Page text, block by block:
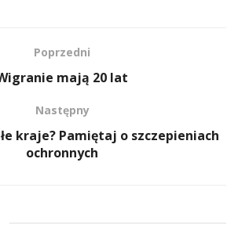
Poprzedni
mają 20 lat
Następny
kraje? Pamiętaj o szczepieniach
ochronnych